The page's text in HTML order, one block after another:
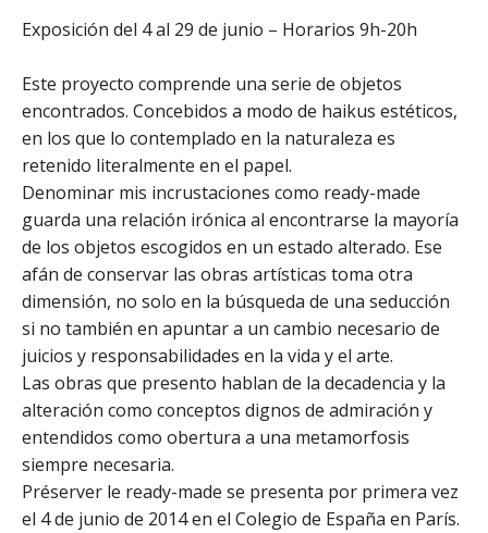
Exposición del 4 al 29 de junio – Horarios 9h-20h
Este proyecto comprende una serie de objetos
encontrados. Concebidos a modo de haikus estéticos,
en los que lo contemplado en la naturaleza es
retenido literalmente en el papel.
Denominar mis incrustaciones como ready-made
guarda una relación irónica al encontrarse la mayoría
de los objetos escogidos en un estado alterado. Ese
afán de conservar las obras artísticas toma otra
dimensión, no solo en la búsqueda de una seducción
si no también en apuntar a un cambio necesario de
juicios y responsabilidades en la vida y el arte.
Las obras que presento hablan de la decadencia y la
alteración como conceptos dignos de admiración y
entendidos como obertura a una metamorfosis
siempre necesaria.
Préserver le ready-made se presenta por primera vez
el 4 de junio de 2014 en el Colegio de España en París.